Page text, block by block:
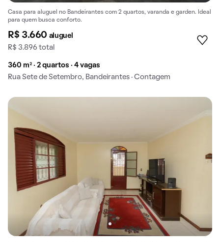
Casa para aluguel no Bandeirantes com 2 quartos, varanda e garden. Ideal
para quem busca conforto.
R$ 3.660 aluguel
R$ 3.896 total
360 m² · 2 quartos · 4 vagas
Rua Sete de Setembro, Bandeirantes · Contagem